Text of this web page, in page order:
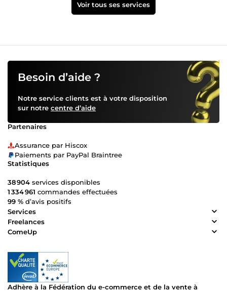
Voir tous ses services
Besoin d’aide ?
Notre service clients est à votre disposition
sur notre centre d’aide
Partenaires
Assurance par Hiscox
Paiements par PayPal Braintree
Statistiques
38 904 services disponibles
1 334 961 commandes effectuées
99 % d’avis positifs
Services
Freelances
ComeUp
Adhère à la Fédération du e-commerce et de la vente à